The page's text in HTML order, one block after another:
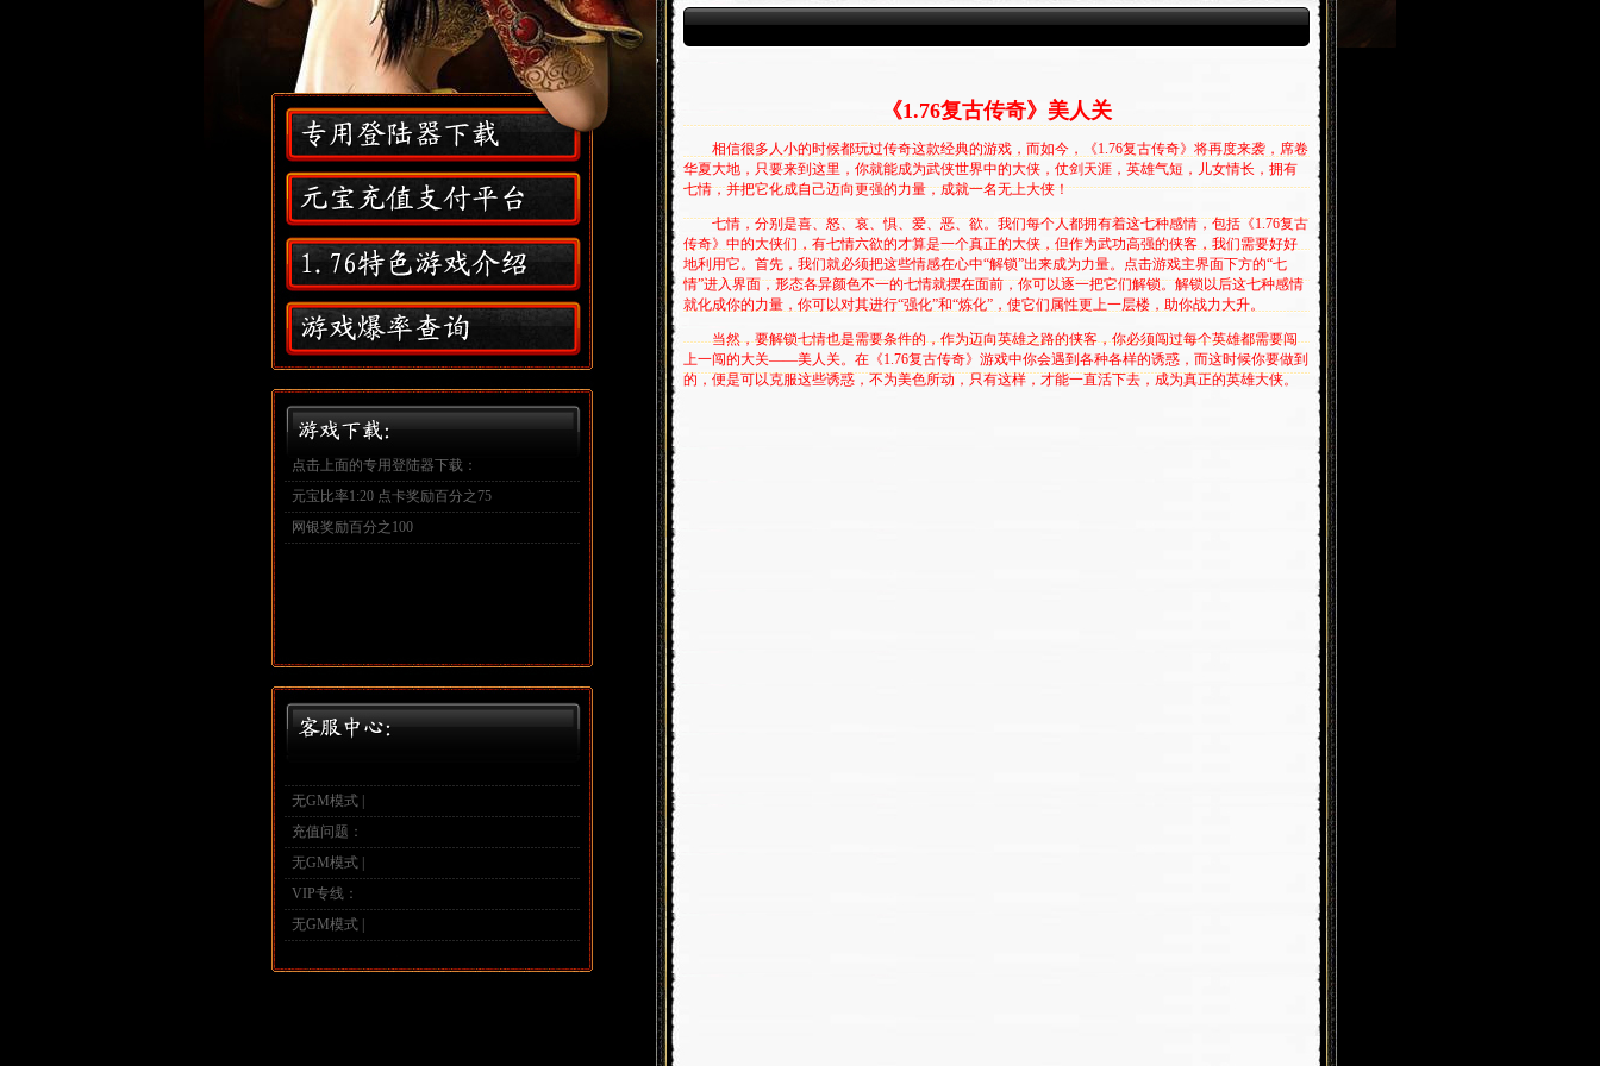
点击上面的专用登陆器下载：
元宝比率1:20 点卡奖励百分之75
网银奖励百分之100
无GM模式 |
充值问题：
无GM模式 |
VIP专线：
无GM模式 |
,
《1.76复古传奇》美人关
相信很多人小的时候都玩过传奇这款经典的游戏，而如今，《1.76复古传奇》将再度来袭，席卷
华夏大地，只要来到这里，你就能成为武侠世界中的大侠，仗剑天涯，英雄气短，儿女情长，拥有
七情，并把它化成自己迈向更强的力量，成就一名无上大侠！
七情，分别是喜、怒、哀、惧、爱、恶、欲。我们每个人都拥有着这七种感情，包括《1.76复古
传奇》中的大侠们，有七情六欲的才算是一个真正的大侠，但作为武功高强的侠客，我们需要好好
地利用它。首先，我们就必须把这些情感在心中“解锁”出来成为力量。点击游戏主界面下方的“七
情”进入界面，形态各异颜色不一的七情就摆在面前，你可以逐一把它们解锁。解锁以后这七种感情
就化成你的力量，你可以对其进行“强化”和“炼化”，使它们属性更上一层楼，助你战力大升。
当然，要解锁七情也是需要条件的，作为迈向英雄之路的侠客，你必须闯过每个英雄都需要闯
上一闯的大关——美人关。在《1.76复古传奇》游戏中你会遇到各种各样的诱惑，而这时候你要做到
的，便是可以克服这些诱惑，不为美色所动，只有这样，才能一直活下去，成为真正的英雄大侠。